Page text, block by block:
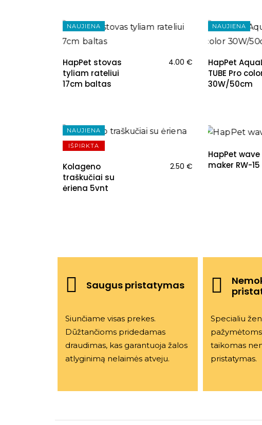
NAUJIENA
HapPet stovas
tyliam rateliui
17cm baltas
4.00 €
NAUJIENA
HapPet
TUBE Pro
30W/50cm
NAUJIENA
IŠPIRKTA
Kolageno
traškučiai su
ėriena 5vnt
2.50 €
HapPet wave
maker RW-15
Saugus pristatymas
Siunčiame visas prekes.
Dūžtančioms pridedamas
draudimas, kas garantuoja žalos
atlyginimą nelaimės atveju.
Specialiu
taikomas
pristatymas.